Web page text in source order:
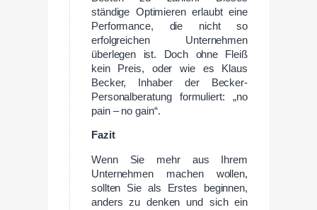
ständige Optimieren erlaubt eine
Performance, die nicht so
erfolgreichen Unternehmen
überlegen ist. Doch ohne Fleiß
kein Preis, oder wie es Klaus
Becker, Inhaber der Becker-
Personalberatung formuliert: „no
pain – no gain“.
Fazit
Wenn Sie mehr aus Ihrem
Unternehmen machen wollen,
sollten Sie als Erstes beginnen,
anders zu denken und sich ein